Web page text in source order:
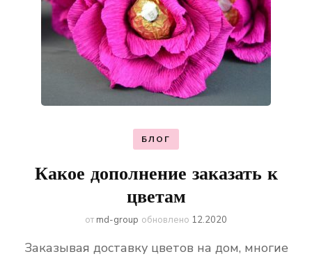
БЛОГ
Какое дополнение заказать к
цветам
от md-group обновлено 12.2020
Заказывая доставку цветов на дом, многие